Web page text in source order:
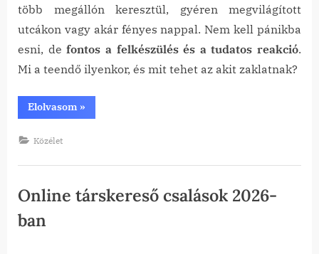
több megállón keresztül, gyéren megvilágított
utcákon vagy akár fényes nappal. Nem kell pánikba
esni, defontos a felkészülés és a tudatos reakció.
Mi a teendő ilyenkor, és mit tehet az akit zaklatnak?
Elolvasom “Mit
tegyél,
vagy
után
a
buszról?
»
Közélet
Online társkereső csalások 2026-
ban